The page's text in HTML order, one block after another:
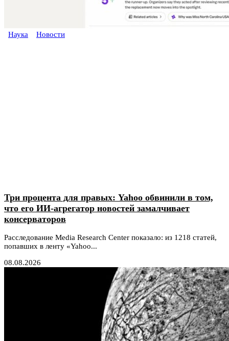
Наука Новости
Три процента для правых: Yahoo обвинили в том,
что его ИИ-агрегатор новостей замалчивает
консерваторов
Расследование Media Research Center показало: из 1218 статей,
попавших в ленту «Yahoo...
08.08.2026